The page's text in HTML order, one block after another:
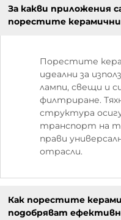
За какви приложения
порестите
Порестите
идеални за
лампи, свещи и
филтриране.
структура
транспорт на
прави
отрасли.
Как порестите
подобряват